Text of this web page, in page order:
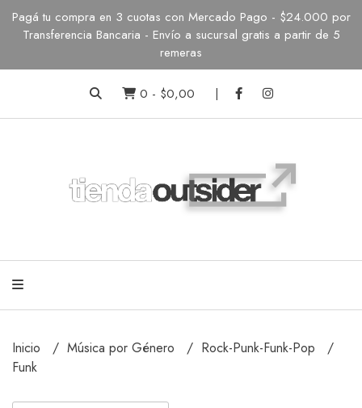
Pagá tu compra en 3 cuotas con Mercado Pago - $24.000 por
Transferencia Bancaria - Envío a sucursal gratis a partir de 5
remeras
0 - $0,00
Inicio Música por Género
Rock-Punk-Funk-Pop
Funk